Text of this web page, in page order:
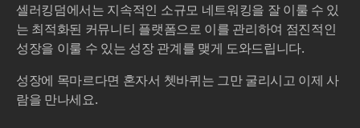
셀러킹덤에서는 지속적인 소규모 네트워킹을 잘 이룰 수 있
는 최적화된 커뮤니티 플랫폼으로 이를 관리하여 점진적인
성장을 이룰 수 있는 성장 관계를 맺게 도와드립니다.
성장에 목마르다면 혼자서 쳇바퀴는 그만 굴리시고 이제 사
람을 만나세요.